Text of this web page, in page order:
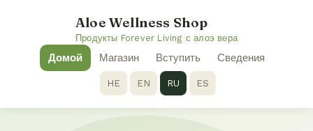
Aloe Wellness Shop
Продукты Forever Living с алоэ вера
Домой Магазин Вступить Сведения
HE EN RU ES